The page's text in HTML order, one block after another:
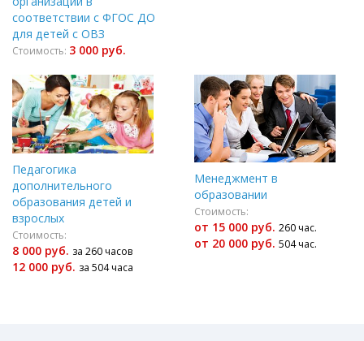
соответствии с ФГОС ДО
для детей с ОВЗ
Стоимость: 3 000 руб.
Педагогика
дополнительного
образования детей и
взрослых
Стоимость:
8 000 руб. за 260 часов
12 000 руб. за 504 часа
Менеджмент в
образовании
Стоимость:
от 15 000 руб. 260 час.
от 20 000 руб. 504 час.